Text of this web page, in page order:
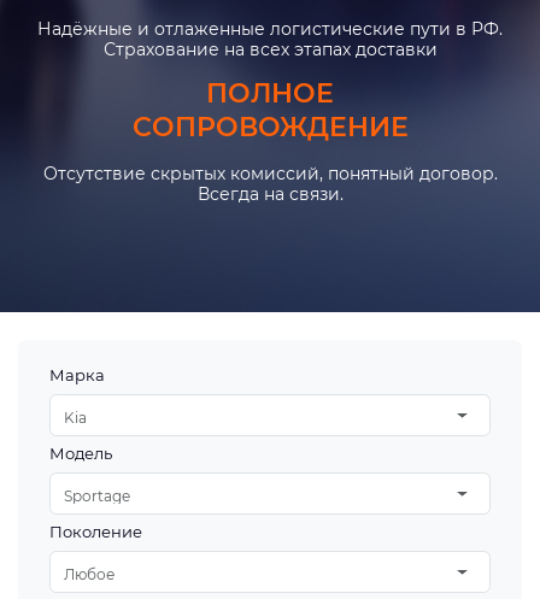
Надёжные и отлаженные логистические пути в РФ.
Страхование на всех этапах доставки
ПОЛНОЕ
СОПРОВОЖДЕНИЕ
Отсутствие скрытых комиссий, понятный договор.
Всегда на связи.
Марка
Kia
Модель
Sportage
Поколение
Любое